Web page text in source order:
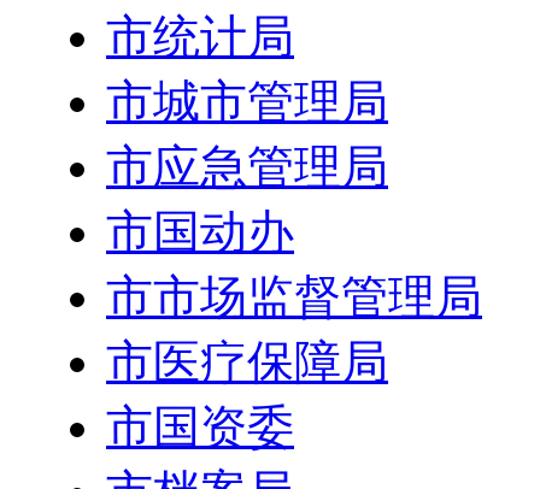
市统计局
市城市管理局
市应急管理局
市国动办
市市场监督管理局
市医疗保障局
市国资委